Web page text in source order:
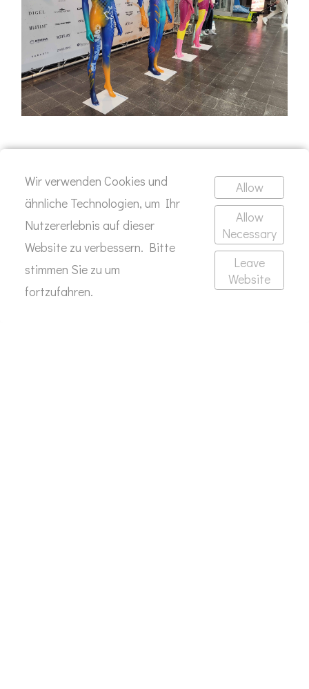
Wir verwenden Cookies und
ähnliche Technologien, um Ihr
Nutzererlebnis auf dieser
Website zu verbessern. Bitte
stimmen Sie zu um
fortzufahren.
Allow
Allow
Necessary
Leave
Website